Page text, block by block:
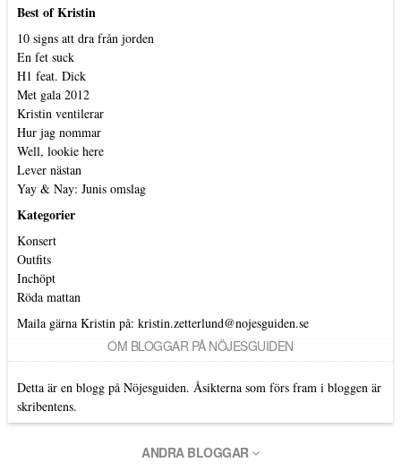
Best of Kristin
10 signs att dra från jorden
En fet suck
H1 feat. Dick
Met gala 2012
Kristin ventilerar
Hur jag nommar
Well, lookie here
Lever nästan
Yay & Nay: Junis omslag
Kategorier
Konsert
Outfits
Inchöpt
Röda mattan
Maila gärna Kristin på: kristin.zetterlund@nojesguiden.se
OM BLOGGAR PÅ NÖJESGUIDEN
Detta är en blogg på Nöjesguiden. Åsikterna som förs fram i bloggen är
skribentens.
ANDRA BLOGGAR